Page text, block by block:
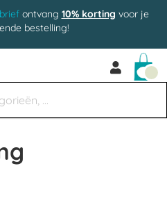
ontvang 10% korting voor je
bestelling!